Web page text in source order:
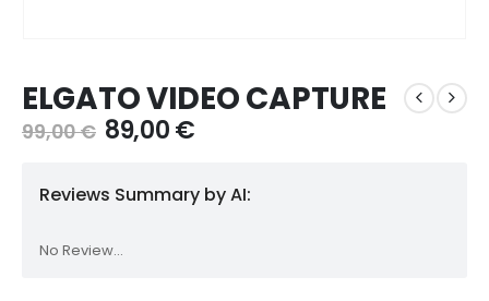
ELGATO VIDEO CAPTURE
99,00€ Il
prezzo
era:
89,00€Il
è:
Reviews Summary by AI:
No Review...